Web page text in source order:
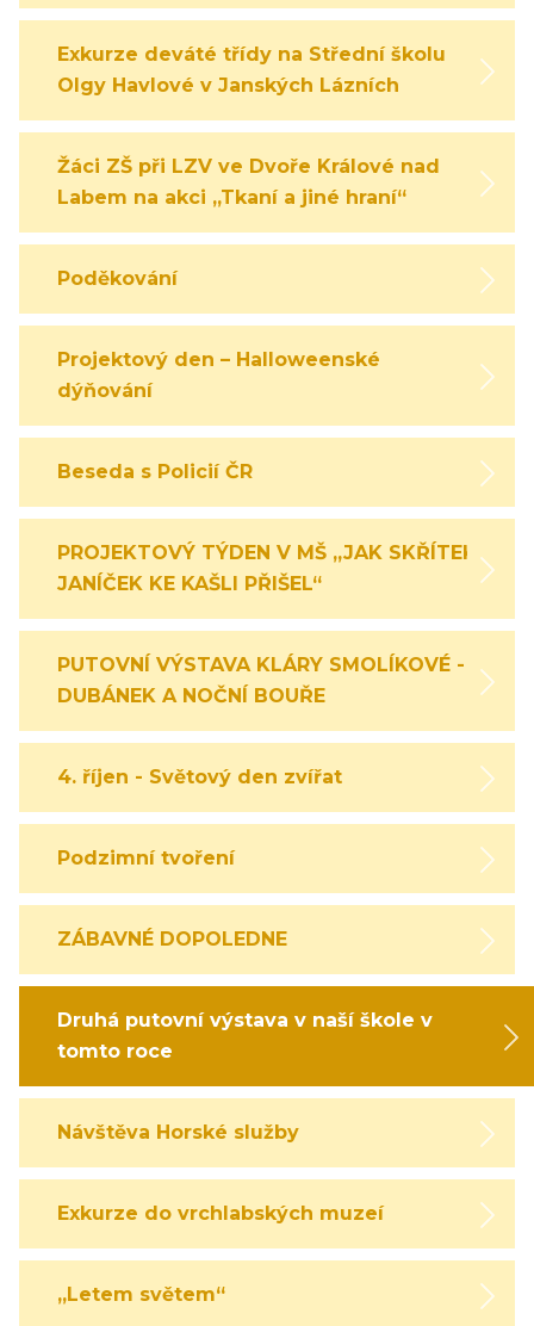
Exkurze deváté třídy na Střední školu
Olgy Havlové v Janských Lázních
Žáci ZŠ při LZV ve Dvoře Králové nad
Labem na akci „Tkaní a jiné hraní“
Poděkování
Projektový den – Halloweenské
dýňování
Beseda s Policií ČR
PROJEKTOVÝ TÝDEN V MŠ „JAK SKŘÍTEK
JANÍČEK KE KAŠLI PŘIŠEL“
PUTOVNÍ VÝSTAVA KLÁRY SMOLÍKOVÉ -
DUBÁNEK A NOČNÍ BOUŘE
4. říjen - Světový den zvířat
Podzimní tvoření
ZÁBAVNÉ DOPOLEDNE
Druhá putovní výstava v naší škole v
tomto roce
Návštěva Horské služby
Exkurze do vrchlabských muzeí
„Letem světem“